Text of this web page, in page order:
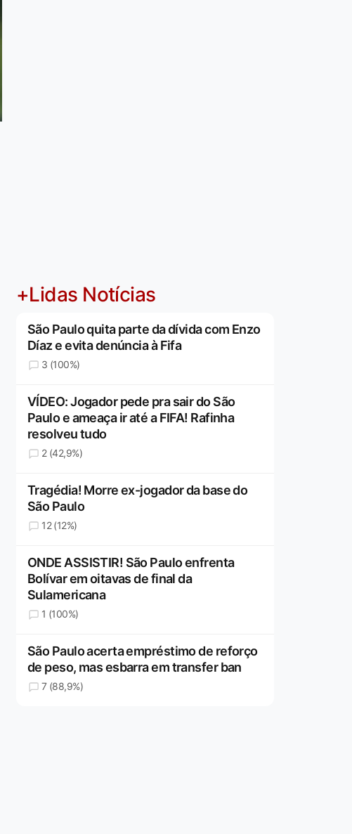
+Lidas Notícias
São Paulo quita parte da dívida com Enzo
Díaz e evita denúncia à Fifa
3 (100%)
VÍDEO: Jogador pede pra sair do São
Paulo e ameaça ir até a FIFA! Rafinha
resolveu tudo
2 (42,9%)
Tragédia! Morre ex-jogador da base do
São Paulo
12 (12%)
ONDE ASSISTIR! São Paulo enfrenta
Bolívar em oitavas de final da
Sulamericana
1 (100%)
São Paulo acerta empréstimo de reforço
de peso, mas esbarra em transfer ban
7 (88,9%)